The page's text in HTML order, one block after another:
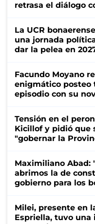
retrasa el diálogo
La UCR
una jornada
dar la pelea en
Facundo Moyano
enigmático posteo
episodio con su
Tensión en el
Kicillof y pidió que
"gobernar la
Maximiliano Abad:
abrimos la de
gobierno para los
Milei, presente en
Espriella, tuvo una